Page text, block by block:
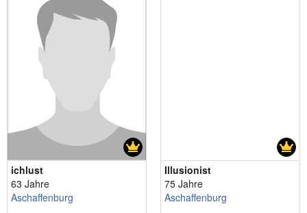
ichlust
63 Jahre
Aschaffenburg
Illusionist
75 Jahre
Aschaffenburg